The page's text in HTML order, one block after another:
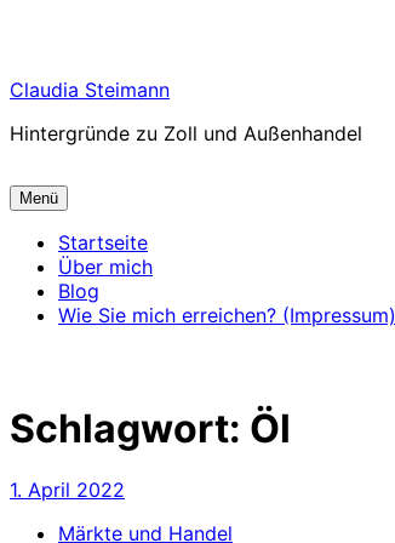
Zum
springen
Claudia Steimann
Hintergründe zu Zoll und Außenhandel
Menü
Startseite
Über mich
Blog
Wie Sie mich erreichen? (Impressum)
Schlagwort: Öl
1. April 2022
Märkte und Handel